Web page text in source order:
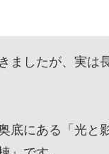
したが、実は
底にある「光